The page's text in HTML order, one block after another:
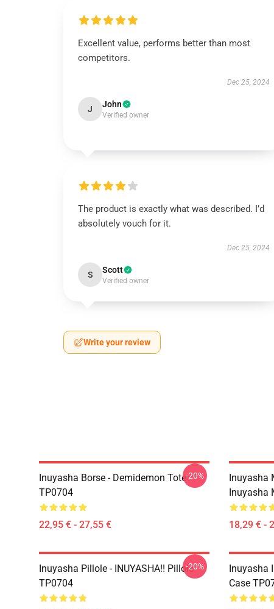
Excellent value, performs better than most
competitors.
Dec 25, 2024
J John
Verified owner
The product is exactly what was described. I’d
absolutely vouch for it.
Dec 25, 2024
S Scott
Verified owner
Write your review
Inuyasha Borse - Demidemon Tote
TP0704
22,95 € - 27,55 €
-20%
Inuyasha
Inuyasha
18,29 € -
Inuyasha Pillole - INUYASHA!! Pillole
TP0704
-20%
Inuyasha
Case